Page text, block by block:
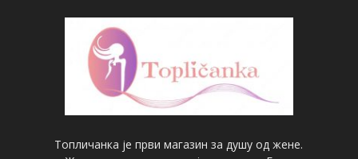
Топличанка је први магазин за душу од жене.